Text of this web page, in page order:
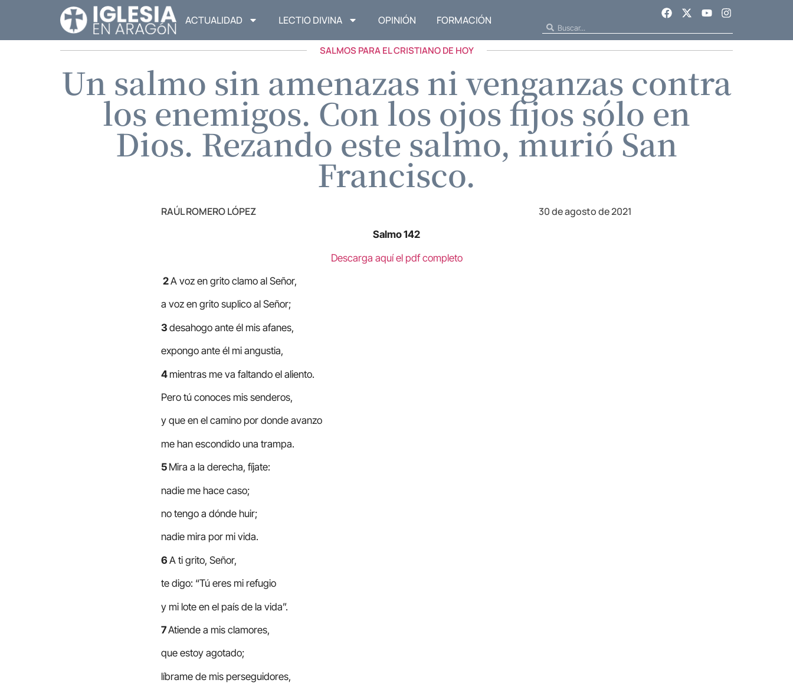
ACTUALIDAD LECTIO DIVINA OPINIÓN FORMACIÓN
SALMOS PARA EL CRISTIANO DE HOY
Un salmo sin amenazas ni venganzas contra
los enemigos. Con los ojos fijos sólo en
Dios. Rezando este salmo, murió San
Francisco.
RAÚL ROMERO LÓPEZ 30 de agosto de 2021
Salmo 142
Descarga aquí el pdf completo
2A voz en grito clamo al Señor,
a voz en grito suplico al Señor;
3 desahogo ante él mis afanes,
expongo ante él mi angustia,
4 mientras me va faltando el aliento.
Pero tú conoces mis senderos,
y que en el camino por donde avanzo
me han escondido una trampa.
5 Mira a la derecha, fíjate:
nadie me hace caso;
no tengo a dónde huir;
nadie mira por mi vida.
6 A ti grito, Señor,
te digo: “Tú eres mi refugio
y mi lote en el país de la vida”.
7Atiende a mis clamores,
que estoy agotado;
líbrame de mis perseguidores,